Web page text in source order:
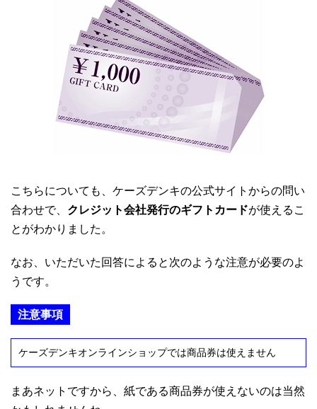
こちらについても、ケーズデンキの公式サイトからの問い
合わせで、 クレジット会社発行のギフトカードが使えるこ
とがわかりました。
なお、いただいた回答によると次のような注意が必要のよ
うです。
注意事項
ケーズデンキオンラインショップでは商品券は使えません
まあネットですから、紙である商品券が使えないのは当然